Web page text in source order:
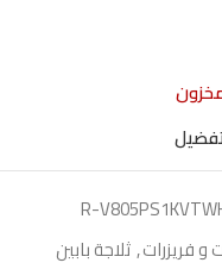
R-
و فريزرات,ثلاجة بابين